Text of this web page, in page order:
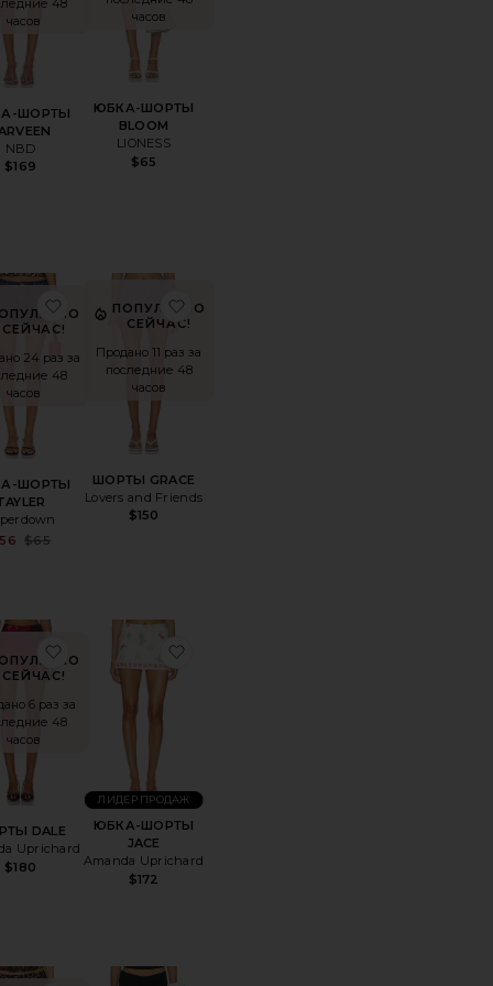
48
часов
ШОРТЫ
NBD
$169
часов
ЮБКА-ШОРТЫ
BLOOM
LIONESS
$65
ALISTAIR
ARIA
СЕЙЧАС!
24 раз за
48
часов
ШОРТЫ
$65
избранноеЮБКА-ШОРТЫ TAYLER
ПОПУЛЯРНО
СЕЙЧАС!
Продано 11 раз за
последние 48
часов
ШОРТЫ GRACE
Lovers and Friends
$150
избранноеШОРТЫ GRACE
ARIAMILES
СЕЙЧАС!
6 раз за
48
часов
DALE
Uprichard
$180
избранноеШОРТЫ DALE
ЮБКА-ШОРТЫ
JACE
Amanda Uprichard
$172
ЛИДЕР ПРОДАЖ